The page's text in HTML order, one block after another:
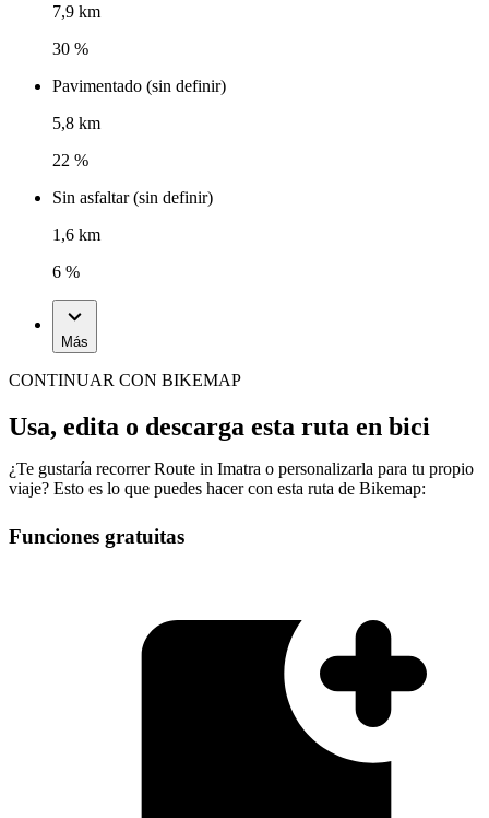
7,9 km
30 %
Pavimentado (sin definir)
5,8 km
22 %
Sin asfaltar (sin definir)
1,6 km
6 %
Más
CONTINUAR CON BIKEMAP
Usa, edita o descarga esta ruta en bici
¿Te gustaría recorrer Route in Imatra o personalizarla para tu propio
viaje? Esto es lo que puedes hacer con esta ruta de Bikemap:
Funciones gratuitas